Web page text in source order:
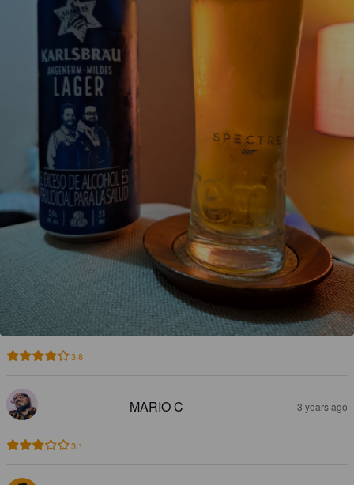
3.8
MARIO C 3 years ago
3.1